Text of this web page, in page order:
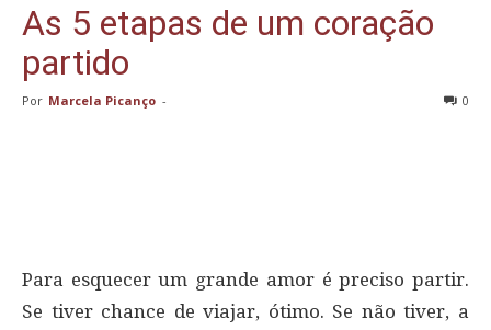
As 5 etapas de um coração
partido
Por Marcela Picanço - 0
Para esquecer um grande amor é preciso partir.
Se tiver chance de viajar, ótimo. Se não tiver, a